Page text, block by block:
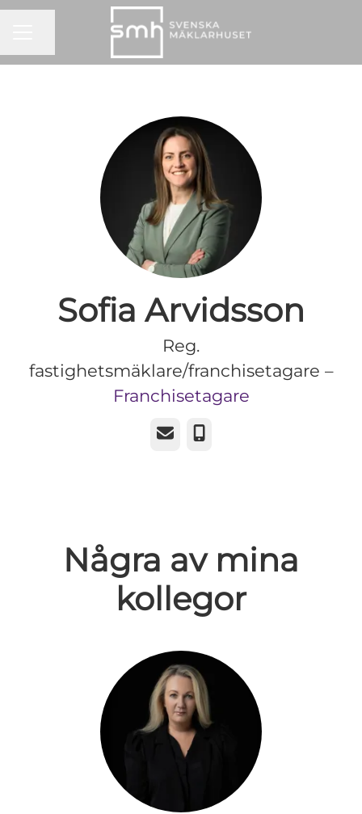
Sofia Arvidsson
Reg.
fastighetsmäklare/franchisetagare –
Franchisetagare
E-postTelefon
Några av mina
kollegor